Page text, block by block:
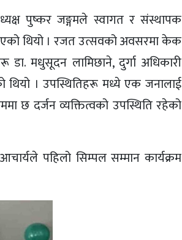
पुष्कर जङ्गमले स्वागत र संस्थापक
थियो । रजत उत्सवको अवसरमा केक
डा. मधुसूदन लामिछाने, दुर्गा अधिकारी
थियो । उपस्थितिहरू मध्ये एक जनालाई
छ दर्जन व्यक्तित्वको उपस्थिति रहेको
पहिलो सिम्पल सम्मान कार्यक्रम